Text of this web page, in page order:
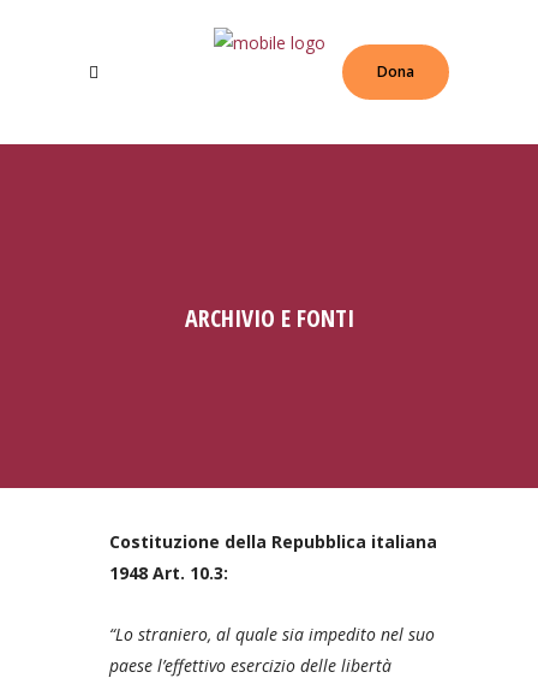
Dona
ARCHIVIO E FONTI
Costituzione della Repubblica italiana
1948 Art. 10.3:
“Lo straniero, al quale sia impedito nel suo
paese l’effettivo esercizio delle libertà